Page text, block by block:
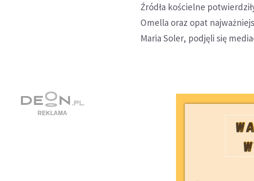
Źródła kościelne
Omella oraz opat
Maria Soler, podjęli się